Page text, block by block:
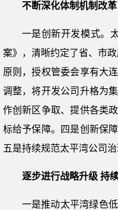
不断深化体制机制改
一是创新开发模式。
案》，清晰约定了省、市
原则，授权管委会享有大
调整，将开发公司升格为
作创新区争取、提供各类
标给予保障。四是创新保
五是持续规范太平湾公司
逐步进行战略升级 持
一是推动太平湾绿色